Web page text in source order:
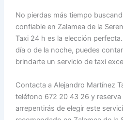
No pierdas más tiempo
confiable en Zalamea de la
Taxi 24 h es la elección
día o de la noche, puedes
brindarte un servicio de taxi
Contacta a Alejandro Martínez
teléfono 672 20 43 26 y reserva
arrepentirás de elegir este